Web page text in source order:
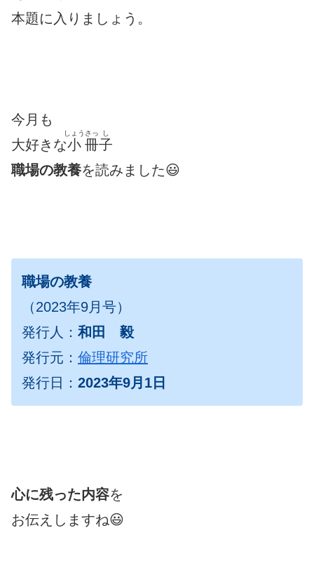
本題に入りましょう。
今月も
大好きな小
しょう
冊
さっ
子
し
職場の教養を読みました😃
職場の教養
（2023年9月号）
発行人： 和田 毅
発行元： 倫理研究所
発行日： 2023年9月1日
心に残った内容を
お伝えしますね😃